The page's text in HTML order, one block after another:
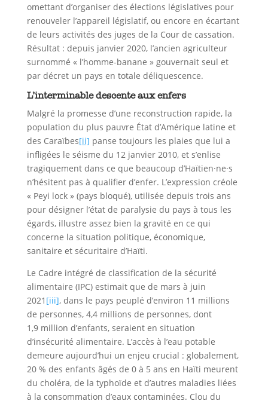
omettant d’organiser des élections législatives pour
renouveler l’appareil législatif, ou encore en écartant
de leurs activités des juges de la Cour de cassation.
Résultat : depuis janvier 2020, l’ancien agriculteur
surnommé « l’homme-banane » gouvernait seul et
par décret un pays en totale déliquescence.
L’interminable descente aux enfers
Malgré la promesse d’une reconstruction rapide, la
population du plus pauvre État d’Amérique latine et
des Caraïbes[ii] panse toujours les plaies que lui a
infligées le séisme du 12 janvier 2010, et s’enlise
tragiquement dans ce que beaucoup d’Haïtien·ne·s
n’hésitent pas à qualifier d’enfer. L’expression créole
« Peyi lock » (pays bloqué), utilisée depuis trois ans
pour désigner l’état de paralysie du pays à tous les
égards, illustre assez bien la gravité en ce qui
concerne la situation politique, économique,
sanitaire et sécuritaire d’Haïti.
Le Cadre intégré de classification de la sécurité
alimentaire (IPC) estimait que de mars à juin
2021 [iii], dans le pays peuplé d’environ 11 millions
de personnes, 4,4 millions de personnes, dont
1,9 million d’enfants, seraient en situation
d’insécurité alimentaire. L’accès à l’eau potable
demeure aujourd’hui un enjeu crucial : globalement,
20 % des enfants âgés de 0 à 5 ans en Haïti meurent
du choléra, de la typhoïde et d’autres maladies liées
à la consommation d’eaux contaminées. Clou du